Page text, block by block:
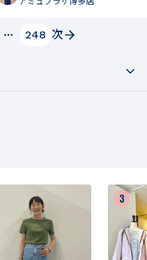
248 次
3